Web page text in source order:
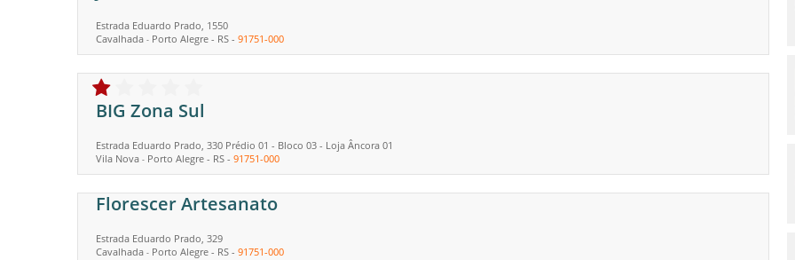
Estrada Eduardo Prado, 1550
Cavalhada - Porto Alegre - RS - 91751-000
BIG Zona Sul
Estrada Eduardo Prado, 330 Prédio 01 - Bloco 03 - Loja Âncora 01
Vila Nova - Porto Alegre - RS - 91751-000
Florescer Artesanato
Estrada Eduardo Prado, 329
Cavalhada - Porto Alegre - RS - 91751-000